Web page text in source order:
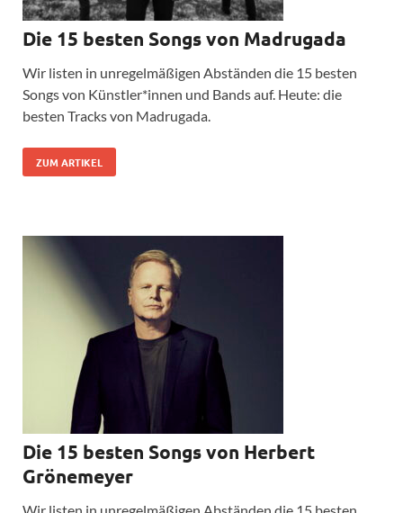
Die 15 besten Songs von Madrugada
Wir listen in unregelmäßigen Abständen die 15 besten
Songs von Künstler*innen und Bands auf. Heute: die
besten Tracks von Madrugada.
ZUM ARTIKEL
Die 15 besten Songs von Herbert
Grönemeyer